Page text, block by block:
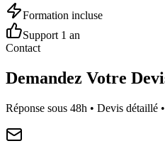
Formation incluse
Support 1 an
Contact
Demandez Votre
Réponse sous 48h • Devis détaillé